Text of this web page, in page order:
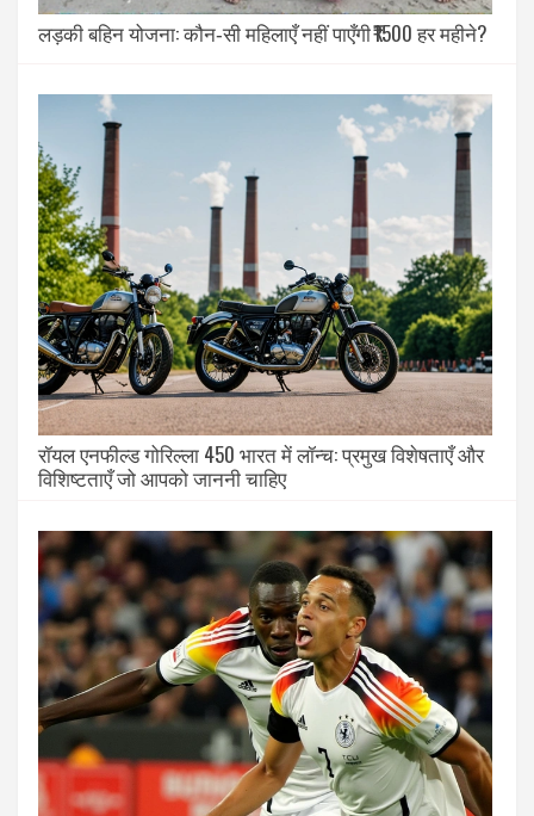
लड़की बहिन योजना: कौन‑सी महिलाएँ नहीं पाएँगी ₹1500 हर महीने?
रॉयल एनफील्ड गोरिल्ला 450 भारत में लॉन्च: प्रमुख विशेषताएँ और
विशिष्टताएँ जो आपको जाननी चाहिए